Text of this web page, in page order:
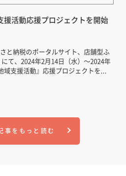
援活動応援プロジェクトを開始
と納税のポータルサイト、店舗型ふ
て、2024年2月14日（水）〜2024年
支援活動』応援プロジェクトを...
事をもっと読む